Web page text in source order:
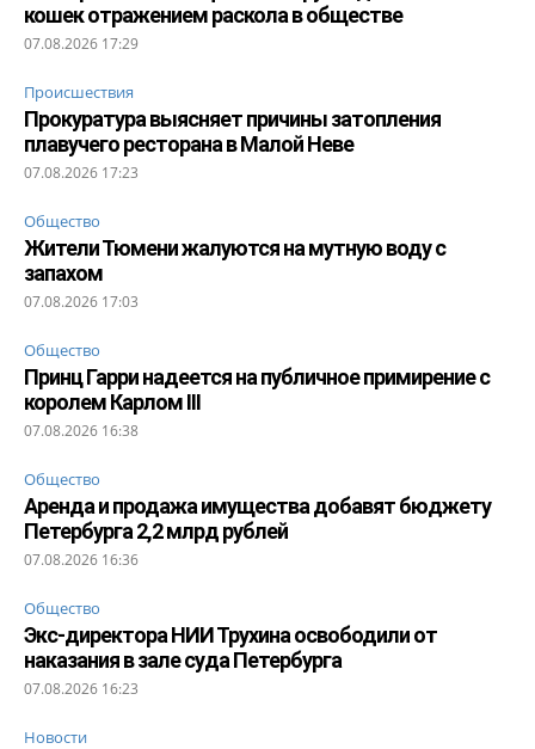
кошек отражением раскола в обществе
07.08.2026 17:29
Происшествия
Прокуратура выясняет причины затопления
плавучего ресторана в Малой Неве
07.08.2026 17:23
Общество
Жители Тюмени жалуются на мутную воду с
запахом
07.08.2026 17:03
Общество
Принц Гарри надеется на публичное примирение с
королем Карлом III
07.08.2026 16:38
Общество
Аренда и продажа имущества добавят бюджету
Петербурга 2,2 млрд рублей
07.08.2026 16:36
Общество
Экс-директора НИИ Трухина освободили от
наказания в зале суда Петербурга
07.08.2026 16:23
Новости